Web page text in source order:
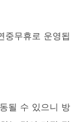
중무휴로 운영됩
될 수 있으니 방